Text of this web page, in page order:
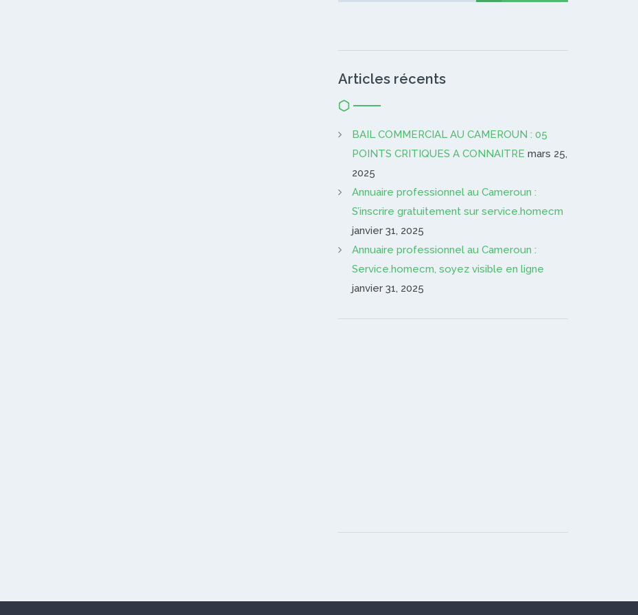
Articles récents
BAIL COMMERCIAL AU CAMEROUN : 05
POINTS CRITIQUES A CONNAITRE mars 25,
2025
Annuaire professionnel au Cameroun :
S’inscrire gratuitement sur service.homecm
janvier 31, 2025
Annuaire professionnel au Cameroun :
Service.homecm, soyez visible en ligne
janvier 31, 2025